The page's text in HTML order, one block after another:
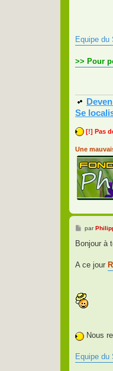
Equipe du
>> Pour
Se
[!] Pas
Une
M
s
g
par
Bonjour à
A ce jour
Nous
Equipe du